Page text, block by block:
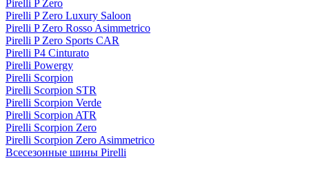
Pirelli P Zero
Pirelli P Zero Luxury Saloon
Pirelli P Zero Rosso Asimmetrico
Pirelli P Zero Sports CAR
Pirelli P4 Cinturato
Pirelli Powergy
Pirelli Scorpion
Pirelli Scorpion STR
Pirelli Scorpion Verde
Pirelli Scorpion ATR
Pirelli Scorpion Zero
Pirelli Scorpion Zero Asimmetrico
Всесезонные шины Pirelli